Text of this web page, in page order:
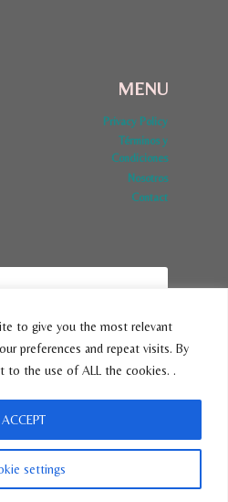
to give you the most relevant
preferences and repeat visits. By
to the use of ALL the cookies. .
settings
ACCEPT
MENU
Privacy Policy
Términos y
Condiciones
Nosotros
Contact